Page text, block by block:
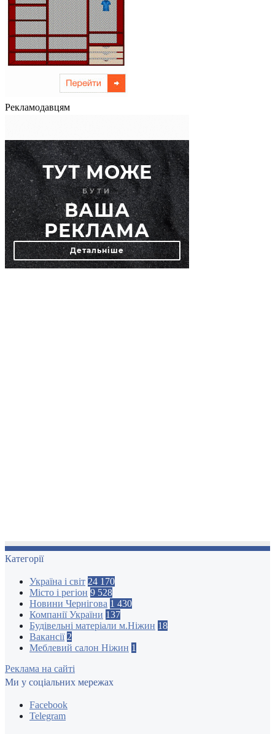
Рекламодавцям
Категорії
Україна і світ 24 170
Місто і регіон 9 528
Новини Чернігова 1 430
Компанії України 137
Будівельні матеріали м.Ніжин 18
Вакансії 2
Меблевий салон Ніжин 1
Реклама на сайті
Ми у соціальних мережах
Facebook
Telegram